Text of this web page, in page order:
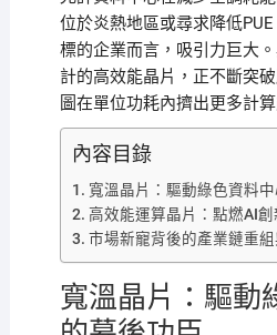
位於炎熱地區或尋求降低
標的企業而言，吸引力巨大
計的高效能晶片，正不斷突
圖在單位功耗內擠出更多計算
內容目錄
寬溫晶片：驅動綠色資料
高效能運算晶片：點燃AI創
市場新寵背後的產業鏈重
寬溫晶片：驅動